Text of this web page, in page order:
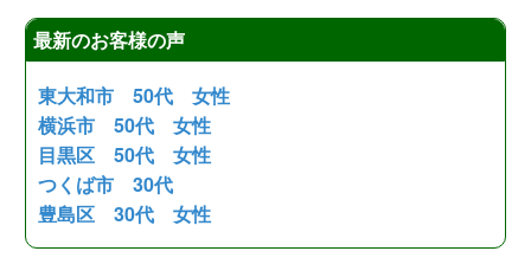
最新のお客様の声
東大和市 50代 女性
横浜市 50代 女性
目黒区 50代 女性
つくば市 30代
豊島区 30代 女性